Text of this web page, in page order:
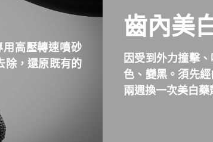
高壓轉速噴砂
除，還原既有的
齒內美
因受到外力撞擊
色、變黑。須先
兩週換一次美白